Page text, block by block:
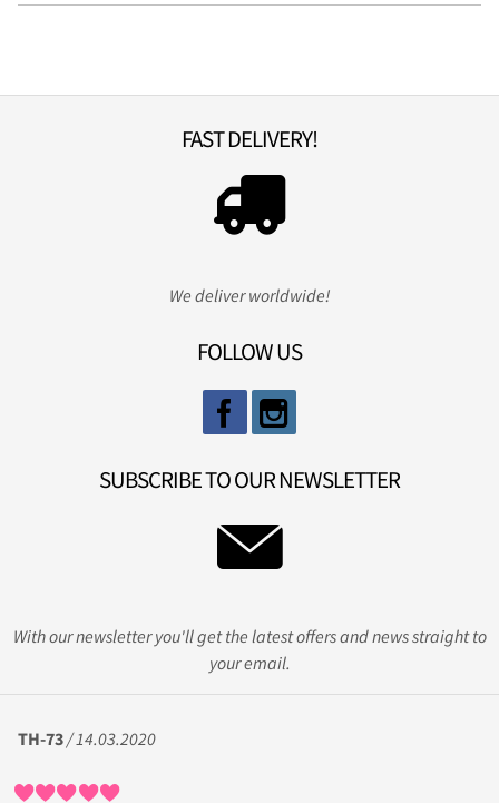
FAST DELIVERY!
We deliver worldwide!
FOLLOW US
SUBSCRIBE TO OUR NEWSLETTER
With our newsletter you'll get the latest offers and news straight to
your email.
TH-73/ 14.03.2020